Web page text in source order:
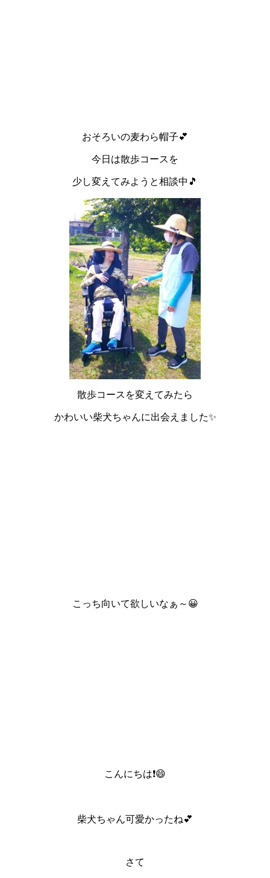
おそろいの麦わら帽子💕
今日は散歩コースを
少し変えてみようと相談中🎵
散歩コースを変えてみたら
かわいい柴犬ちゃんに出会えました✨
こっち向いて欲しいなぁ～😀
こんにちは❗😄
柴犬ちゃん可愛かったね💕
さて